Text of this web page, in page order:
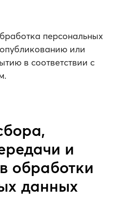
персональных
или
в соответствии с
и
обработки
данных